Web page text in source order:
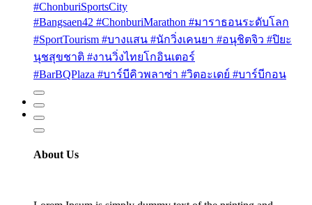
#ChonburiSportsCity
#Bangsaen42 #ChonburiMarathon #มาราธอนระดับโลก
#SportTourism #บางแสน #นักวิ่งเคนยา #อนุชิตจิว #ปิยะ
นุชสุขชาติ #งานวิ่งไทยโกอินเตอร์
#BarBQPlaza #บาร์บีคิวพลาซ่า #วิตอะเดย์ #บาร์บีกอน
About Us